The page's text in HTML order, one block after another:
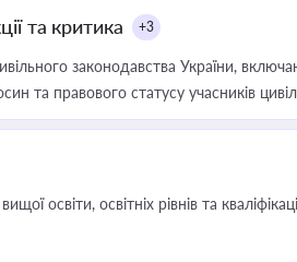
та критика +3
законодавства України,
та правового статусу учасників
освіти, освітніх рівнів та